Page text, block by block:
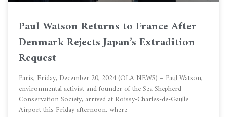
Paul Watson Returns to France After
Denmark Rejects Japan’s Extradition
Request
Paris, Friday, December 20, 2024 (OLA NEWS) – Paul Watson,
environmental activist and founder of the Sea Shepherd
Conservation Society, arrived at Roissy-Charles-de-Gaulle
Airport this Friday afternoon, where